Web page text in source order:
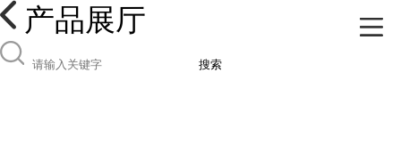
产品展厅
搜索